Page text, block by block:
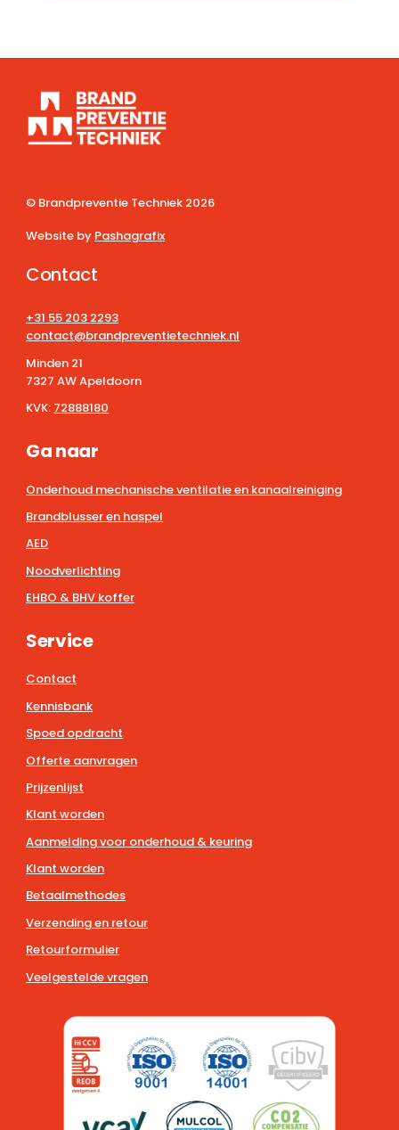
© Brandpreventie Techniek 2026
Website by Pashagrafix
Contact
+31 55 203 2293
contact@brandpreventietechniek.nl
Minden 21
7327 AW Apeldoorn
KVK: 72888180
Ga naar
Onderhoud mechanische ventilatie en kanaalreiniging
Brandblusser en haspel
AED
Noodverlichting
EHBO & BHV koffer
Service
Contact
Kennisbank
Spoed opdracht
Offerte aanvragen
Prijzenlijst
Klant worden
Aanmelding voor onderhoud & keuring
Klant worden
Betaalmethodes
Verzending en retour
Retourformulier
Veelgestelde vragen